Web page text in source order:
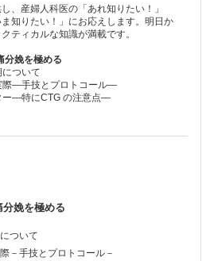
子選別支援システムの開発
みるヒト1PNおよび3PN胚の染色体動態
lake)を伴う胎盤肥厚を妊娠後期に認
部位子宮内膜症の1例
異保有女性におけるリスク低減両側卵管卵
、産婦人科医の「あれ知りたい！」
ま知りたい！」にお応えします。明日か
ティカルな知識が満載です。
分娩を極める
ついて
際―手技とプロトコール―
ー―特にCTG の注意点―
娩を極める
ついて
－手技とプロトコール－